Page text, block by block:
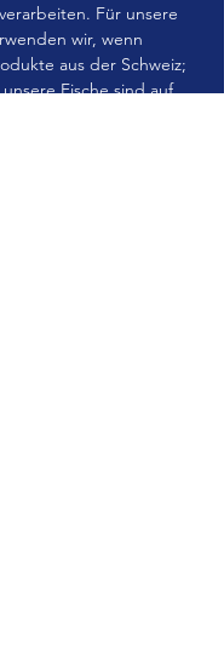
Für unsere
wir, wenn
aus der Schweiz;
Fische sind auf